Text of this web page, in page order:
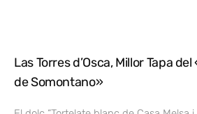
Las Torres d’Osca, Millor Tapa
de Somontano»